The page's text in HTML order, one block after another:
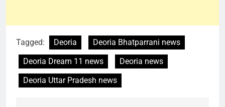
Tagged: Deoria
Deoria Bhatparrani news
Deoria Dream 11 news
Deoria news
Deoria Uttar Pradesh news